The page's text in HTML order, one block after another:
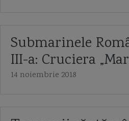
Submarinele
III-a: Cruciera
14 noiembrie 2018